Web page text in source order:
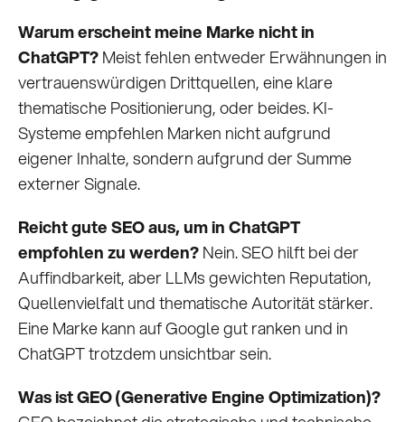
Warum erscheint meine Marke nicht in
ChatGPT?Meist fehlen entweder Erwähnungen in
vertrauenswürdigen Drittquellen, eine klare
thematische Positionierung, oder beides. KI-
Systeme empfehlen Marken nicht aufgrund
eigener Inhalte, sondern aufgrund der Summe
externer Signale.
Reicht gute SEO aus, um in ChatGPT
empfohlen zu werden?Nein. SEO hilft bei der
Auffindbarkeit, aber LLMs gewichten Reputation,
Quellenvielfalt und thematische Autorität stärker.
Eine Marke kann auf Google gut ranken und in
ChatGPT trotzdem unsichtbar sein.
Was ist GEO (Generative Engine Optimization)?